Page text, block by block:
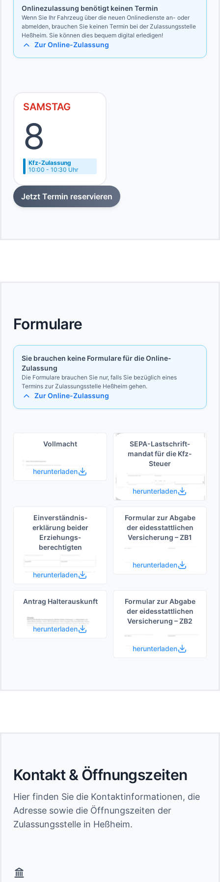
Onlinezulassung benötigt keinen Termin
Wenn Sie Ihr Fahrzeug über die neuen Onlinedienste an- oder
abmelden, brauchen Sie keinen Termin bei der Zulassungsstelle
Heßheim. Sie können dies bequem digital erledigen!
Zur Online-Zulassung
SAMSTAG
8
Kfz-Zulassung
10:00 - 10:30 Uhr
Jetzt Termin reservieren
Formulare
Sie brauchen keine Formulare für die Online-
Zulassung
Die Formulare brauchen Sie nur, falls Sie bezüglich eines
Termins zur Zulassungsstelle Heßheim gehen.
Zur Online-Zulassung
Vollmacht
herunterladen
SEPA-Lastschrift­
mandat für die Kfz-
Steuer
herunterladen
Einverständnis­
erklärung beider
Erziehungs­
berechtigten
herunterladen
Formular zur Abgabe
der eides­stattlichen
Versicherung – ZB1
herunterladen
Antrag Halterauskunft
herunterladen
Formular zur Abgabe
der eides­stattlichen
Versicherung – ZB2
herunterladen
Kontakt & Öffnungszeiten
Hier finden Sie die Kontaktinformationen, die
Adresse sowie die Öffnungszeiten der
Zulassungsstelle in Heßheim.